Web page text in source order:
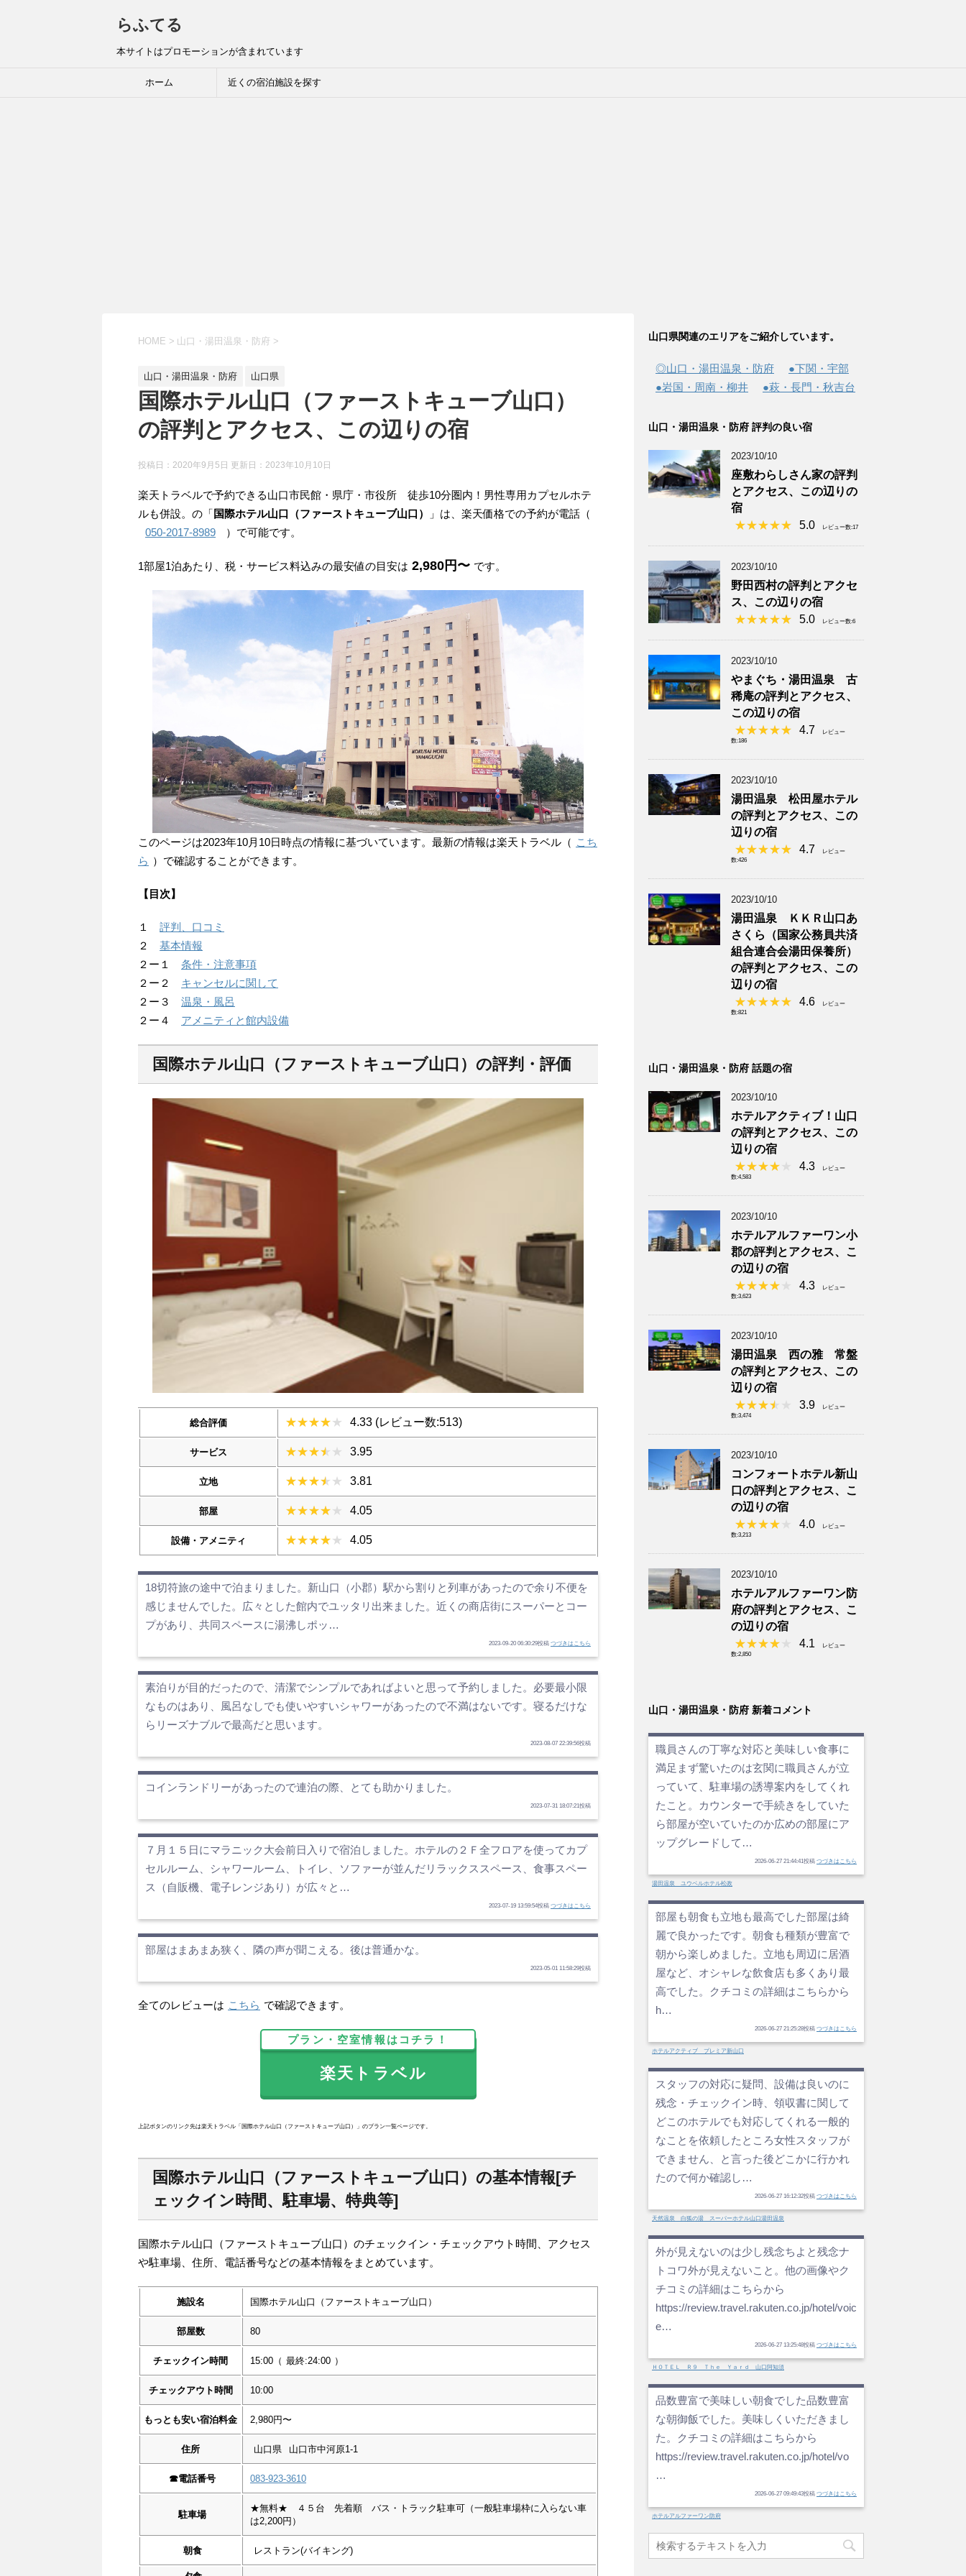
らふてる
本サイトはプロモーションが含まれています
ホーム 近くの宿泊施設を探す
HOME > 山口・湯田温泉・防府 >
山口・湯田温泉・防府 山口県
国際ホテル山口（ファーストキューブ山口）
の評判とアクセス、この辺りの宿
投稿日：2020年9月5日 更新日： 2023年10月10日
楽天トラベルで予約できる山口市民館・県庁・市役所 徒歩10分圏内！男性専用カプセルホテ
ルも併設。の「国際ホテル山口（ファーストキューブ山口）
」は、楽天価格での予約が電話（
050-2017-8989
）で可能です。
1部屋1泊あたり、税・サービス料込みの最安値の目安は 2,980円〜 です。
このページは2023年10月10日時点の情報に基づいています。最新の情報は楽天トラベル（ こち
ら ）で確認することができます。
【目次】
１ 評判、口コミ
２ 基本情報
２ー１ 条件・注意事項
２ー２ キャンセルに関して
２ー３ 温泉・風呂
２ー４ アメニティと館内設備
国際ホテル山口（ファーストキューブ山口）の評判・評価
総合評価 4.33 (レビュー数:513)
サービス 3.95
立地 3.81
部屋 4.05
設備・アメニティ 4.05
18切符旅の途中で泊まりました。新山口（小郡）駅から割りと列車があったので余り不便を
感じませんでした。広々とした館内でユッタリ出来ました。近くの商店街にスーパーとコー
プがあり、共同スペースに湯沸しポッ…
2023-09-20 06:30:29投稿 つづきはこちら
素泊りが目的だったので、清潔でシンプルであればよいと思って予約しました。必要最小限
なものはあり、風呂なしでも使いやすいシャワーがあったので不満はないです。寝るだけな
らリーズナブルで最高だと思います。
2023-08-07 22:39:56投稿
コインランドリーがあったので連泊の際、とても助かりました。
2023-07-31 18:07:21投稿
７月１５日にマラニック大会前日入りで宿泊しました。ホテルの２Ｆ全フロアを使ってカプ
セルルーム、シャワールーム、トイレ、ソファーが並んだリラックススペース、食事スペー
ス（自販機、電子レンジあり）が広々と…
2023-07-19 13:59:54投稿 つづきはこちら
部屋はまあまあ狭く、隣の声が聞こえる。後は普通かな。
2023-05-01 11:58:29投稿
全てのレビューは こちら で確認できます。
プラン・空室情報はコチラ！
楽天トラベル
上記ボタンのリンク先は楽天トラベル「国際ホテル山口（ファーストキューブ山口）」のプラン一覧ページです。
国際ホテル山口（ファーストキューブ山口）の基本情報[チ
ェックイン時間、駐車場、特典等]
国際ホテル山口（ファーストキューブ山口）のチェックイン・チェックアウト時間、アクセス
や駐車場、住所、電話番号などの基本情報をまとめています。
施設名 国際ホテル山口（ファーストキューブ山口）
部屋数 80
チェックイン時間 15:00 （ 最終:24:00 ）
チェックアウト時間 10:00
もっとも安い宿泊料金 2,980円〜
住所 山口県 山口市中河原1-1
☎︎電話番号 083-923-3610
駐車場
★無料★ ４５台 先着順 バス・トラック駐車可（一般駐車場枠に入らない車
は2,200円）
朝食 レストラン(バイキング)
山口県関連のエリアをご紹介しています。
◎山口・湯田温泉・防府
●下関・宇部
●岩国・周南・柳井
●萩・長門・秋吉台
山口・湯田温泉・防府 評判の良い宿
2023/10/10
座敷わらしさん家の評判
とアクセス、この辺りの
宿
5.0
レビュー数:17
2023/10/10
野田西村の評判とアクセ
ス、この辺りの宿
5.0
レビュー数:6
2023/10/10
やまぐち・湯田温泉 古
稀庵の評判とアクセス、
この辺りの宿
4.7
レビュー
数:186
2023/10/10
湯田温泉 松田屋ホテル
の評判とアクセス、この
辺りの宿
4.7
レビュー
数:426
2023/10/10
湯田温泉 ＫＫＲ山口あ
さくら（国家公務員共済
組合連合会湯田保養所）
の評判とアクセス、この
辺りの宿
4.6
レビュー
数:821
山口・湯田温泉・防府 話題の宿
2023/10/10
ホテルアクティブ！山口
の評判とアクセス、この
辺りの宿
4.3
レビュー
数:4,583
2023/10/10
ホテルアルファーワン小
郡の評判とアクセス、こ
の辺りの宿
4.3
レビュー
数:3,623
2023/10/10
湯田温泉 西の雅 常盤
の評判とアクセス、この
辺りの宿
3.9
レビュー
数:3,474
2023/10/10
コンフォートホテル新山
口の評判とアクセス、こ
の辺りの宿
4.0
レビュー
数:3,213
2023/10/10
ホテルアルファーワン防
府の評判とアクセス、こ
の辺りの宿
4.1
レビュー
数:2,850
山口・湯田温泉・防府 新着コメント
職員さんの丁寧な対応と美味しい食事に
満足まず驚いたのは玄関に職員さんが立
っていて、駐車場の誘導案内をしてくれ
たこと。カウンターで手続きをしていた
ら部屋が空いていたのか広めの部屋にア
ップグレードして…
2026-06-27 21:44:41投稿 つづきはこちら
湯田温泉 ユウベルホテル松政
部屋も朝食も立地も最高でした部屋は綺
麗で良かったです。朝食も種類が豊富で
朝から楽しめました。立地も周辺に居酒
屋など、オシャレな飲食店も多くあり最
高でした。クチコミの詳細はこちらから
h…
2026-06-27 21:25:28投稿 つづきはこちら
ホテルアクティブ プレミア新山口
スタッフの対応に疑問、設備は良いのに
残念・チェックイン時、領収書に関して
どこのホテルでも対応してくれる一般的
なことを依頼したところ女性スタッフが
できません、と言った後どこかに行かれ
たので何か確認し…
2026-06-27 16:12:32投稿 つづきはこちら
天然温泉 白狐の湯 スーパーホテル山口湯田温泉
外が見えないのは少し残念ちよと残念ナ
トコワ外が見えないこと。他の画像やク
チコミの詳細はこちらから
https://review.travel.rakuten.co.jp/hotel/voic
e…
2026-06-27 13:25:48投稿 つづきはこちら
ＨＯＴＥＬ Ｒ９ Ｔｈｅ Ｙａｒｄ 山口阿知須
品数豊富で美味しい朝食でした品数豊富
な朝御飯でした。美味しくいただきまし
た。クチコミの詳細はこちらから
https://review.travel.rakuten.co.jp/hotel/vo
…
2026-06-27 09:49:43投稿 つづきはこちら
ホテルアルファーワン防府